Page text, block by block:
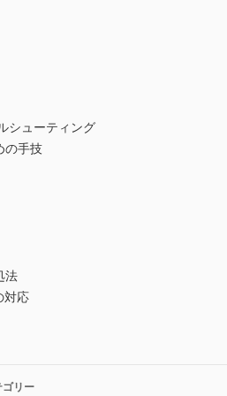
シューティング
の手技
法
対応
ゴリー